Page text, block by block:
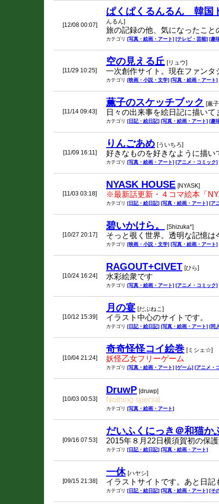
[12/08 00:07]
ぱくぱくるんるん 韓国
んるん]
旅の記録の他、気になったこと
カテゴリ [写真・絵画・アート] [テレビ・芸能] [趣
[11/29 10:25]
空の見える丘 [リュウ]
一次創作サイト。現在ファン
カテゴリ [映画・小説・文学] [写真・絵画・アート]
[11/14 09:43]
薫子のスケッチブック [薫
日々の出来事を絵日記に描いて
カテゴリ [日記・絵日記] [写真・絵画・アート] [趣
[11/09 16:11]
りんごあめ [ういちろ]
好きなものを好きなように描
カテゴリ [写真・絵画・アート] [アニメ・コミック]
[11/03 03:18]
NYASK HOUSE [NYASK]
※最新話更新・４コマ絵本「
カテゴリ [日記・絵日記] [写真・絵画・アート] [ア
[10/27 20:17]
碧いかけら。 [Shizuka*]
そっと覗く世界。透明な記憶は
カテゴリ [映画・小説・文学] [写真・絵画・アート]
[10/24 16:24]
RAGOUT+CIVET [ひら]
水彩絵衆です
カテゴリ [写真・絵画・アート] [アニメ・コミック]
[10/12 15:39]
月の宴 [だぶねこ]
イラスト中心のサイトです。
カテゴリ [日記・絵日記] [写真・絵画・アート] [同
[10/04 21:24]
奇奇怪怪コイ絵巻 [ミシェ☆]
妖怪乙女フリーゲーム
カテゴリ [写真・絵画・アート] [ゲーム] [アニメ・
[10/03 00:53]
DruwP [druwp]
Nothing special.
カテゴリ [写真・絵画・アート]
[09/16 07:53]
だいふくにっき＠和猫か
2015年８月22日横須賀初の保
カテゴリ [日記・絵日記] [写真・絵画・アート]
[09/15 21:38]
一休 [ハヤシ]
イラストサイトです。あと日記
カテゴリ [日記・絵日記] [写真・絵画・アート] [そ